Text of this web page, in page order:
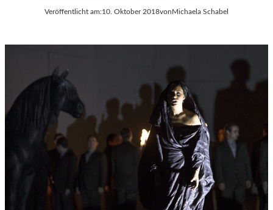
Veröffentlicht am:10. Oktober 2018vonMichaela Schabel